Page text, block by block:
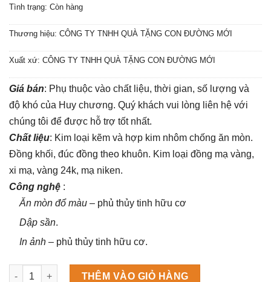
Tình trạng: Còn hàng
Thương hiệu: CÔNG TY TNHH QUÀ TẶNG CON ĐƯỜNG MỚI
Xuất xứ: CÔNG TY TNHH QUÀ TẶNG CON ĐƯỜNG MỚI
Giá bán: Phụ thuộc vào chất liệu, thời gian, số lượng và
độ khó của Huy chương. Quý khách vui lòng liên hệ với
chúng tôi để được hỗ trợ tốt nhất.
Chất liệu: Kim loại kẽm và hợp kim nhôm chống ăn mòn.
Đồng khối, đúc đồng theo khuôn. Kim loại đồng mạ vàng,
xi mạ, vàng 24k, mạ niken.
Công nghệ :
Ăn mòn đổ màu– phủ thủy tinh hữu cơ
Dập sần.
In ảnh– phủ thủy tinh hữu cơ.
Máy làm đá viên Scotsman NW458AS số lượng
THÊM VÀO GIỎ HÀNG